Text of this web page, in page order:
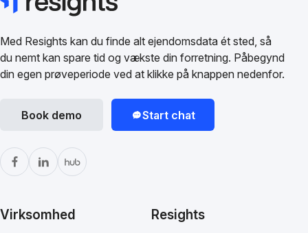
Med Resights kan du finde alt ejendomsdata ét sted, så
du nemt kan spare tid og vækste din forretning. Påbegynd
din egen prøveperiode ved at klikke på knappen nedenfor.
Book demo Start chat
Virksomhed Resights